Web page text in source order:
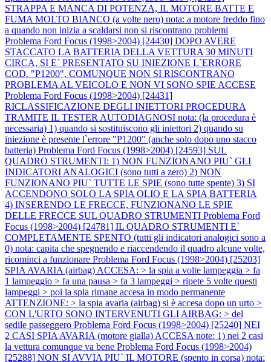
STRAPPA E MANCA DI POTENZA, IL MOTORE BATTE E
FUMA MOLTO BIANCO (a volte nero) nota: a motore freddo fino
a quando non inizia a scaldarsi non si riscontrano problemi
Problema Ford Focus (1998>2004) [24430] DOPO AVERE
STACCATO LA BATTERIA DELLA VETTURA 30 MINUTI
CIRCA, SI E` PRESENTATO SU INIEZIONE L`ERRORE
COD. "P1200", COMUNQUE NON SI RISCONTRANO
PROBLEMA AL VEICOLO E NON VI SONO SPIE ACCESE
Problema Ford Focus (1998>2004) [24431]
RICLASSIFICAZIONE DEGLI INIETTORI PROCEDURA
TRAMITE IL TESTER AUTODIAGNOSI nota: (la procedura è
necessaria) 1) quando si sostituiscono gli iniettori 2) quando su
iniezione è presente l`errore "P1200" (anche solo dopo uno stacco
batteria) Problema Ford Focus (1998>2004) [24593] SUL
QUADRO STRUMENTI: 1) NON FUNZIONANO PIU` GLI
INDICATORI ANALOGICI (sono tutti a zero) 2) NON
FUNZIONANO PIU` TUTTE LE SPIE (sono tutte spente) 3) SI
ACCENDONO SOLO LA SPIA OLIO E LA SPIA BATTERIA
4) INSERENDO LE FRECCE, FUNZIONANO LE SPIE
DELLE FRECCE SUL QUADRO STRUMENTI Problema Ford
Focus (1998>2004) [24781] IL QUADRO STRUMENTI E`
COMPLETAMENTE SPENTO (tutti gli indicatori analogici sono a
0) nota: capita che spegnendo e riaccendendo il quadro alcune volte,
ricominci a funzionare Problema Ford Focus (1998>2004) [25203]
SPIA AVARIA (airbag) ACCESA: > la spia a volte lampeggia > fa
1 lampeggio > fa una pausa > fa 3 lampeggi > ripete 5 volte questi
lampeggi > poi la spia rimane accesa in modo permanente
ATTENZIONE: > la spia avaria (airbag) si è accesa dopo un urto >
CON L'URTO SONO INTERVENUTI GLI AIRBAG: > del
sedile passeggero Problema Ford Focus (1998>2004) [25240] NEI
2 CASI SPIA AVARIA (motore gialla) ACCESA note: 1) nei 2 casi
la vettura comunque va bene Problema Ford Focus (1998>2004)
[25288] NON SI AVVIA PIU` IL MOTORE (spento in corsa) nota: